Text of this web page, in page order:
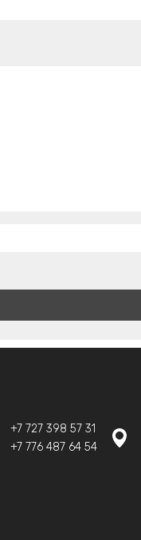
+7 727 398 57 31
+7 776 487 64 54